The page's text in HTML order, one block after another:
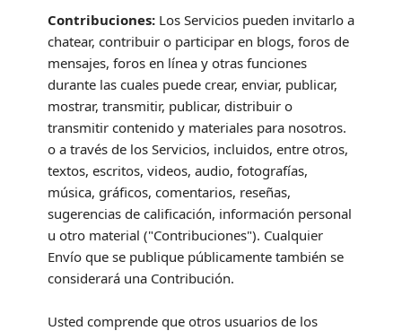
Contribuciones:Los Servicios pueden invitarlo a
chatear, contribuir o participar en blogs, foros de
mensajes, foros en línea y otras funciones
durante las cuales puede crear, enviar, publicar,
mostrar, transmitir, publicar, distribuir o
transmitir contenido y materiales para nosotros.
o a través de los Servicios, incluidos, entre otros,
textos, escritos, videos, audio, fotografías,
música, gráficos, comentarios, reseñas,
sugerencias de calificación, información personal
u otro material ("Contribuciones"). Cualquier
Envío que se publique públicamente también se
considerará una Contribución.
Usted comprende que otros usuarios de los